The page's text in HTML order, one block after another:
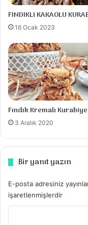
şekilde
Önceden
18-19
ronda da
karışıma
Notlar
elde ettim.
parçalar
FINDIKLI KAKAOLU
16 Ocak 2023
Fındık Kremalı Kurabiye
3 Aralık 2020
Bir yanıt yazın
E-posta adresiniz
işaretlenmişlerdir